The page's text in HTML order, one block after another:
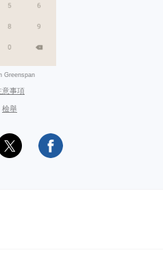
Greenspan
意事項
檢舉